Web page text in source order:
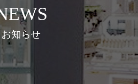
お知らせ